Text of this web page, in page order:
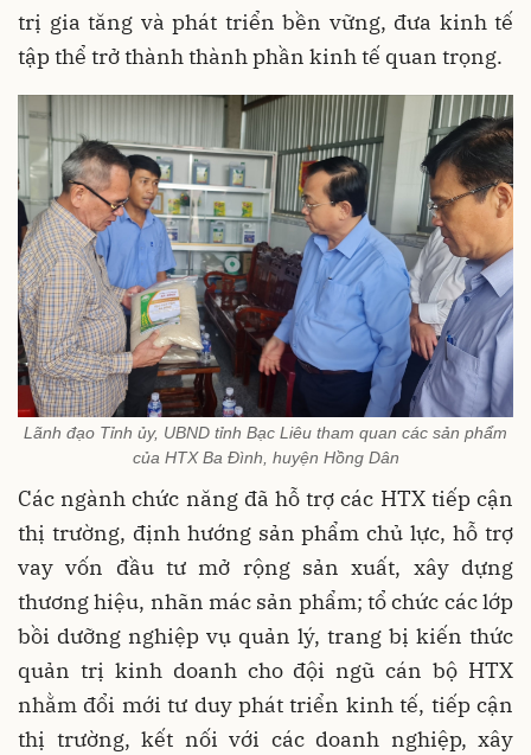
trị gia tăng và phát triển bền vững, đưa kinh tế
tập thể trở thành thành phần kinh tế quan trọng.
Lãnh đạo Tỉnh ủy, UBND tỉnh Bạc Liêu tham quan các sản phẩm
của HTX Ba Đình, huyện Hồng Dân
Các ngành chức năng đã hỗ trợ các HTX tiếp cận
thị trường, định hướng sản phẩm chủ lực, hỗ trợ
vay vốn đầu tư mở rộng sản xuất, xây dựng
thương hiệu, nhãn mác sản phẩm; tổ chức các lớp
bồi dưỡng nghiệp vụ quản lý, trang bị kiến thức
quản trị kinh doanh cho đội ngũ cán bộ HTX
nhằm đổi mới tư duy phát triển kinh tế, tiếp cận
thị trường, kết nối với các doanh nghiệp, xây